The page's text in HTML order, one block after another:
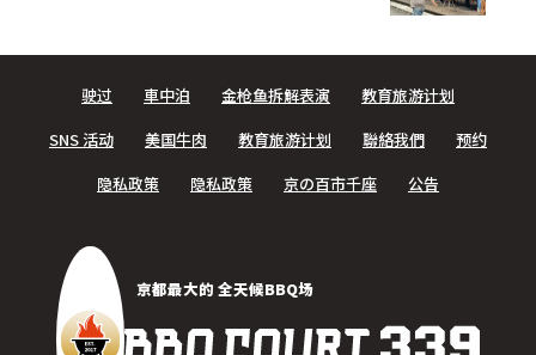
驶过 車中泊 金枪鱼拆解表演
教育旅游计划
SNS 活动
美国牛肉 教育旅游计划 聯絡我們
预约
隐私政策
隐私政策 京の百市千座 公告
京都最大的 全天候BBQ场